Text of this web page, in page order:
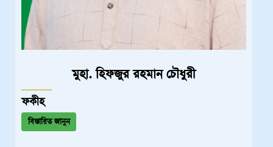
মুহা. হিফজুর রহমান চৌধুরী
ফকীহ
বিস্তারিত জানুন